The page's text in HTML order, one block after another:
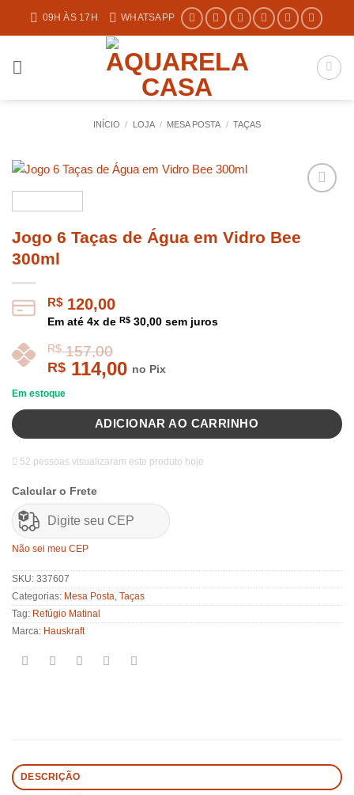
09H ÀS 17H WHATSAPP
INÍCIO / LOJA / MESA POSTA / TAÇAS
Jogo 6 Taças de Água em Vidro Bee
300ml
R$ 120,00
Em até 4x de R$ 30,00 sem juros
R$157,00
R$ 114,00 no Pix
Em estoque
ADICIONAR AO CARRINHO
52 pessoas visualizaram este produto hoje
Calcular o Frete
Não sei meu CEP
SKU: 337607
Categorias: Mesa Posta, Taças
Tag: Refúgio Matinal
Marca: Hauskraft
DESCRIÇÃO